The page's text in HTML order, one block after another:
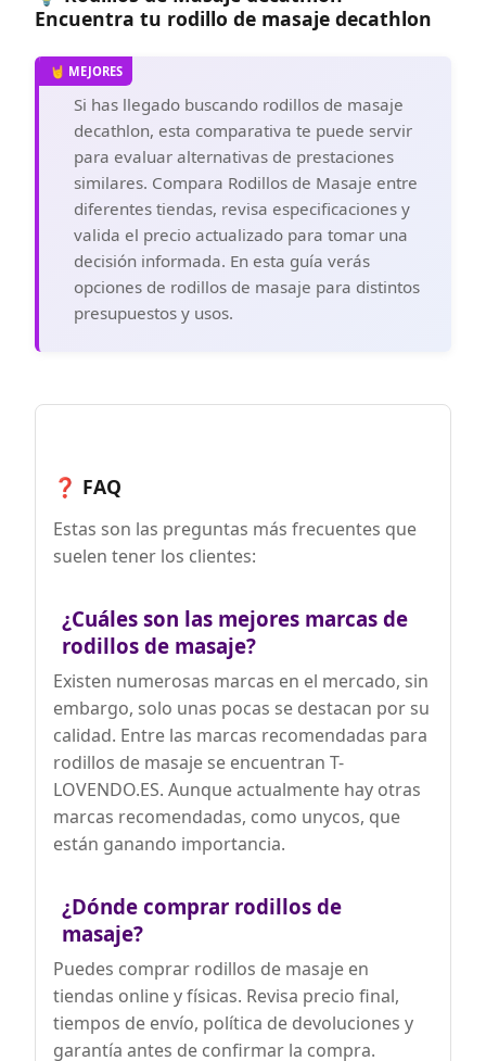
final de las sesiones de ejercicios para
relajar los músculos trabajados durante
el entrenamiento.
RECUPERACIÓN Y CALENTAMIENTO: Las
actividades de alta intensidad suelen ir
acompañadas de contracción y tensión
muscular. Nuestro rodillo de espuma es
tu mejor aliado ya que puedes usarlo
tanto como entrenamiento de
calentamiento para mejorar tu
flexibilidad y rendir mejor; así como
masajeador para aliviar eficazmente el
dolor muscular después del ejercicio.
OTROS USOS: El rodillo también puede
ser usado para masaje, la mejora del
equilibro, el realineamiento de la
padecimientos, sino que estimula la
Encuentra tu rodillo de masaje decathlon
Si has llegado buscando rodillos de masaje
decathlon, esta comparativa te puede servir
para evaluar alternativas de prestaciones
similares. Compara Rodillos de Masaje entre
diferentes tiendas, revisa especificaciones y
valida el precio actualizado para tomar una
decisión informada. En esta guía verás
opciones de rodillos de masaje para distintos
presupuestos y usos.
❓ FAQ
Estas son las preguntas más frecuentes que
suelen tener los clientes:
¿Cuáles son las mejores marcas de
rodillos de masaje?
Existen numerosas marcas en el mercado, sin
embargo, solo unas pocas se destacan por su
calidad. Entre las marcas recomendadas para
rodillos de masaje se encuentran T-
LOVENDO.ES. Aunque actualmente hay otras
marcas recomendadas, como unycos, que
están ganando importancia.
¿Dónde comprar rodillos de
masaje?
Puedes comprar rodillos de masaje en
tiendas online y físicas. Revisa precio final,
tiempos de envío, política de devoluciones y
garantía antes de confirmar la compra.